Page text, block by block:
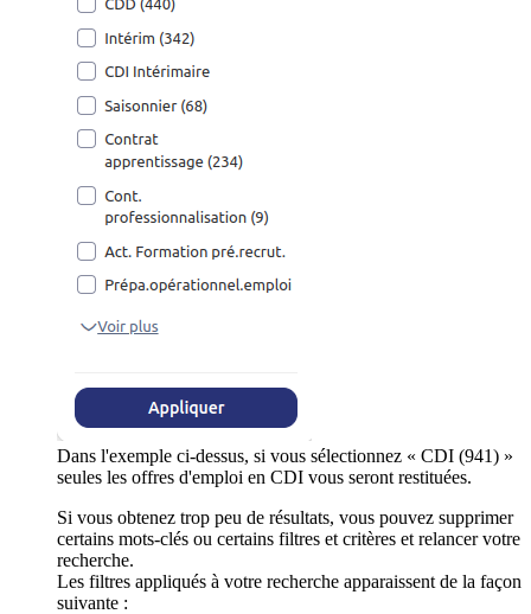
Dans l'exemple ci-dessus, si vous sélectionnez « CDI (941) »
seules les offres d'emploi en CDI vous seront restituées.
Si vous obtenez trop peu de résultats, vous pouvez supprimer
certains mots-clés ou certains filtres et critères et relancer votre
recherche.
Les filtres appliqués à votre recherche apparaissent de la façon
suivante :